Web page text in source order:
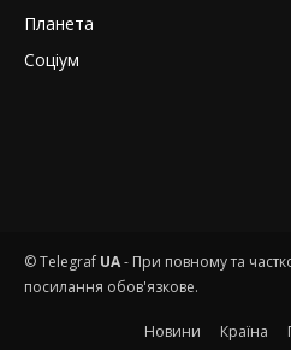
Планета
Соціум
© Telegraf UA- При повному та
посилання обов'язкове.
Новини Країна